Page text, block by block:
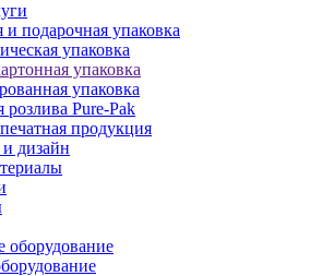
подарочная упаковка
упаковка
упаковка
упаковка
розлива Pure-Pak
продукция
и дизайн
оборудование